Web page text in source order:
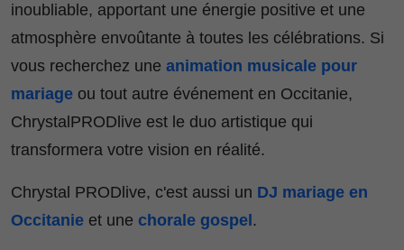
inoubliable, apportant une énergie positive et une
atmosphère envoûtante à toutes les célébrations. Si
vous recherchez une animation musicale pour
mariage ou tout autre événement en Occitanie,
ChrystalPRODlive est le duo artistique qui
transformera votre vision en réalité.
Chrystal PRODlive, c'est aussi un DJ mariage en
Occitanie et une chorale gospel .